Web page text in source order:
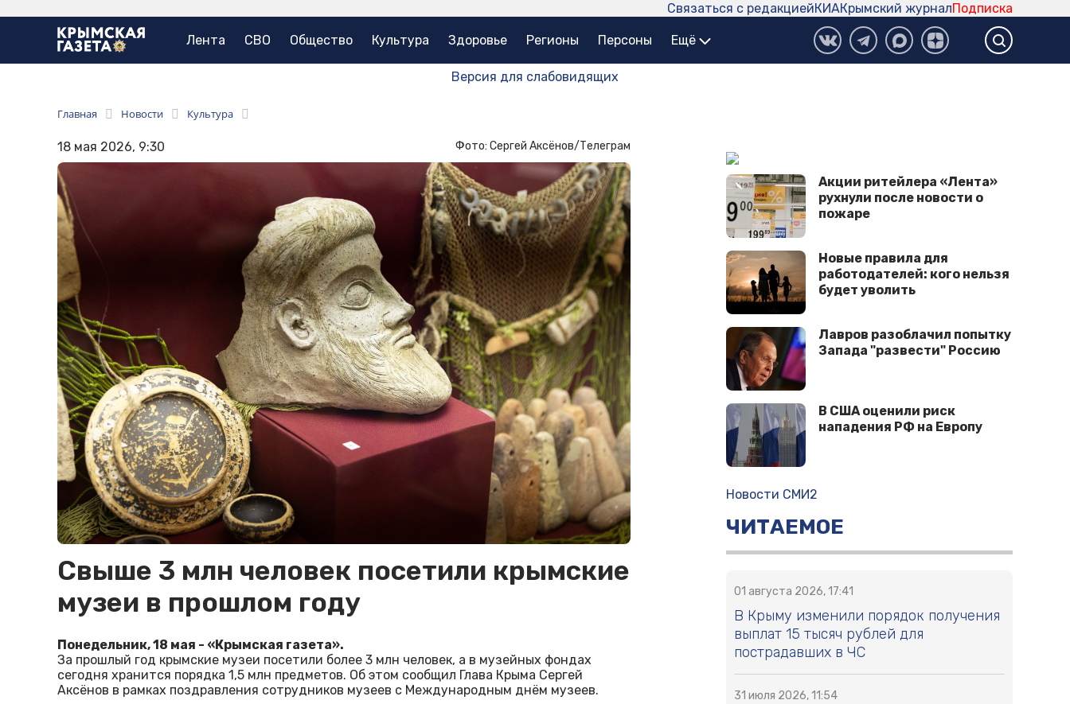
Подписка
Крымский журнал
КИА
Связаться с редакцией
Лента СВО Общество Культура Здоровье Регионы Персоны Ещё
Версия для слабовидящих
Главная Новости Культура
18 мая 2026, 9:30 Фото: Сергей Аксёнов/Телеграм
Свыше 3 млн человек посетили крымские
музеи в прошлом году
Понедельник, 18 мая - «Крымская газета».
За прошлый год крымские музеи посетили более 3 млн человек, а в музейных фондах
сегодня хранится порядка 1,5 млн предметов. Об этом сообщил Глава Крыма Сергей
Аксёнов в рамках поздравления сотрудников музеев с Международным днём музеев.
Акции ритейлера «Лента»
рухнули после новости о
пожаре
Новые правила для
работодателей: кого нельзя
будет уволить
Лавров разоблачил попытку
Запада "развести" Россию
В США оценили риск
нападения РФ на Европу
Новости СМИ2
ЧИТАЕМОЕ
01 августа 2026, 17:41
В Крыму изменили порядок получения
выплат 15 тысяч рублей для
пострадавших в ЧС
31 июля 2026, 11:54